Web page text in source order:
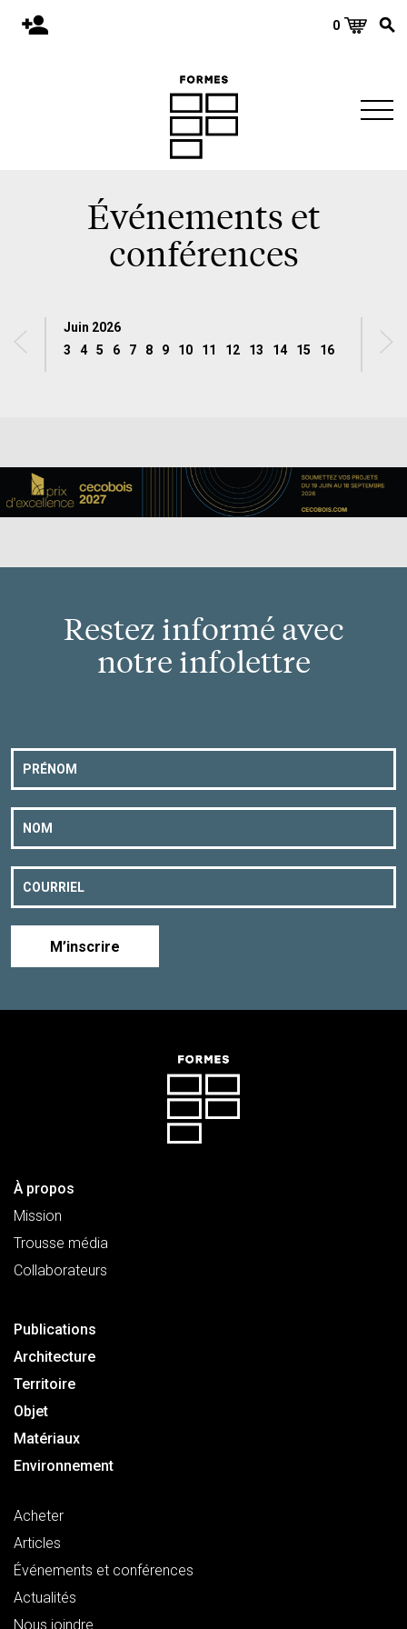
0
Matériaux
Environnement
Événements et conférences
Événements et
conférences
Juin 2026
3
4 5 6 7 8 9 10 11 12 13 14 15 16 18
Restez informé avec
notre infolettre
M’inscrire
À propos
Mission
Trousse média
Collaborateurs
Publications
Architecture
Territoire
Objet
Matériaux
Environnement
Acheter
Articles
Événements et conférences
Actualités
Nous joindre